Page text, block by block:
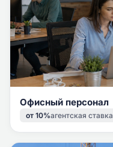
Офисный персонал
от 10%агентская ставка